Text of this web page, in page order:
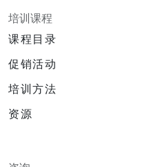
培训课程
课程目录
促销活动
培训方法
资源